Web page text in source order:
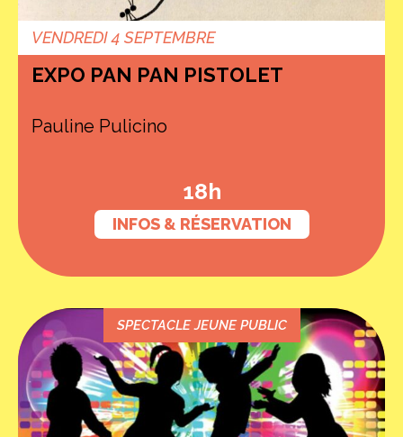
VENDREDI 4 SEPTEMBRE
EXPO PAN PAN PISTOLET
Pauline Pulicino
18h
INFOS & RÉSERVATION
SPECTACLE JEUNE PUBLIC